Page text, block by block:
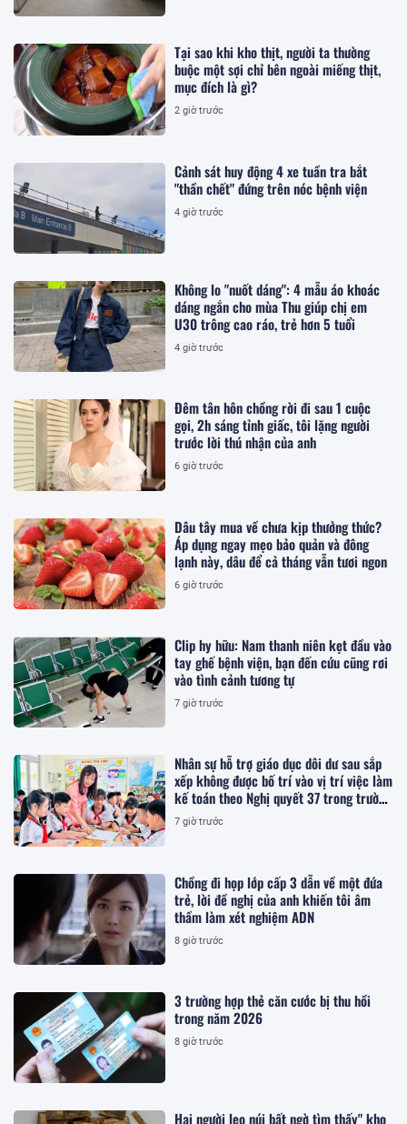
Tại sao khi kho thịt, người ta thường
buộc một sợi chỉ bên ngoài miếng thịt,
mục đích là gì?
2 giờ trước
Cảnh sát huy động 4 xe tuần tra bắt
"thần chết" đứng trên nóc bệnh viện
4 giờ trước
Không lo "nuốt dáng": 4 mẫu áo khoác
dáng ngắn cho mùa Thu giúp chị em
U30 trông cao ráo, trẻ hơn 5 tuổi
4 giờ trước
Đêm tân hôn chồng rời đi sau 1 cuộc
gọi, 2h sáng tỉnh giấc, tôi lặng người
trước lời thú nhận của anh
6 giờ trước
Dâu tây mua về chưa kịp thưởng thức?
Áp dụng ngay mẹo bảo quản và đông
lạnh này, dâu để cả tháng vẫn tươi ngon
6 giờ trước
Clip hy hữu: Nam thanh niên kẹt đầu vào
tay ghế bệnh viện, bạn đến cứu cũng rơi
vào tình cảnh tương tự
7 giờ trước
Nhân sự hỗ trợ giáo dục dôi dư sau sắp
xếp không được bố trí vào vị trí việc làm
kế toán theo Nghị quyết 37 trong trường
hợp nào?
7 giờ trước
Chồng đi họp lớp cấp 3 dẫn về một đứa
trẻ, lời đề nghị của anh khiến tôi âm
thầm làm xét nghiệm ADN
8 giờ trước
3 trường hợp thẻ căn cước bị thu hồi
trong năm 2026
8 giờ trước
Hai người leo núi bất ngờ tìm thấy" kho